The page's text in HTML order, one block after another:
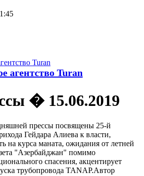
агентство Turan
� 15.06.2019
прессы посвящены 25-й
Гейдара Алиева к власти,
на курса маната, ожидания от летней
"Азербайджан" помимо
спасения, акцентирует
трубопровода TANAP.Автор